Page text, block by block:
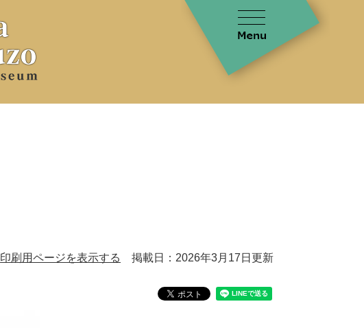
印刷用ページを表示する 掲載日：2026年3月17日更新